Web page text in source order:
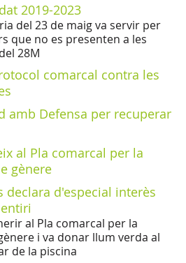
2019-2023
del 23 de maig va servir per
que no es presenten a les
28M
comarcal contra les
amb Defensa per recuperar
al Pla comarcal per la
gènere
declara d'especial interès
al Pla comarcal per la
i va donar llum verda al
de la piscina